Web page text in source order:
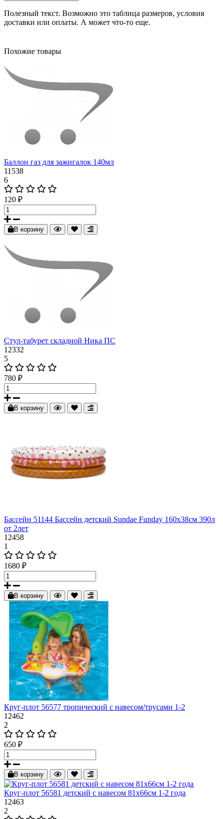
Полезный текст. Возможно это таблица размеров, условия
доставки или оплаты. А может что-то еще.
Похожие товары
Баллон газ для зажигалок 140мл
11538
6
120 ₽
В корзину
Стул-табурет складной Ника ПС
12332
5
780 ₽
В корзину
Бассейн 51144 Бассейн детский Sundae Funday 160х38см 390л
от 2лет
12458
1
1680 ₽
В корзину
Круг-плот 56577 тропический с навесом/трусами 1-2
12462
2
650 ₽
В корзину
Круг-плот 56581 детский с навесом 81х66см 1-2 года
12463
2